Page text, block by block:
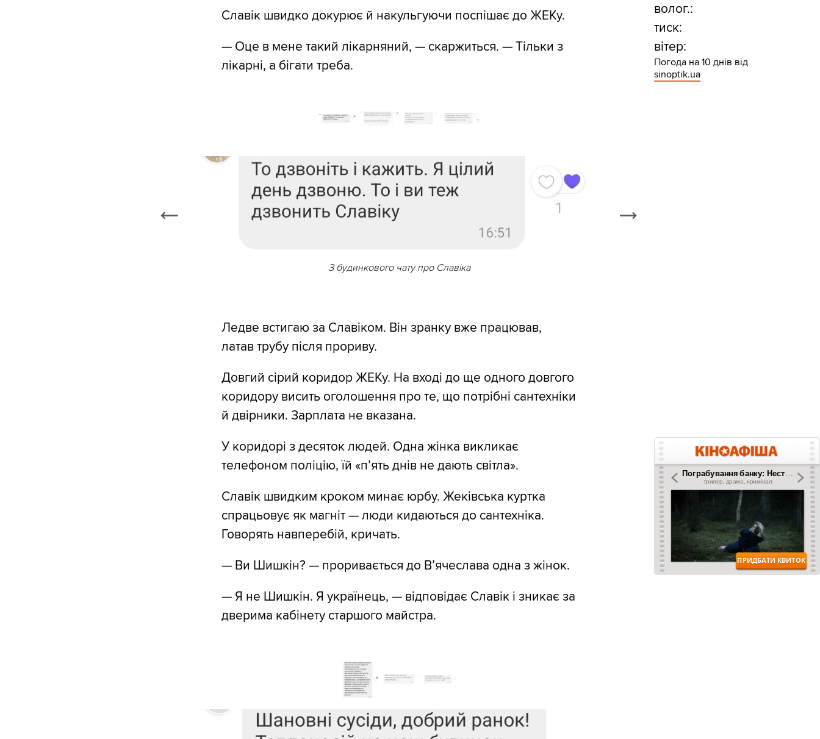
Славік швидко докурює й накульгуючи поспішає до ЖЕКу.
— Оце в мене такий лікарняний, — скаржиться. — Тільки з
лікарні, а бігати треба.
З будинкового чату про Славіка
Ледве встигаю за Славіком. Він зранку вже працював,
латав трубу після прориву.
Довгий сірий коридор ЖЕКу. На вході до ще одного довгого
коридору висить оголошення про те, що потрібні сантехніки
й двірники. Зарплата не вказана.
У коридорі з десяток людей. Одна жінка викликає
телефоном поліцію, їй «п’ять днів не дають світла».
Славік швидким кроком минає юрбу. Жеківська куртка
спрацьовує як магніт — люди кидаються до сантехніка.
Говорять навперебій, кричать.
— Ви Шишкін? — проривається до В’ячеслава одна з жінок.
— Я не Шишкін. Я українець, — відповідає Славік і зникає за
дверима кабінету старшого майстра.
волог.:
тиск:
вітер:
Погода на 10 днів від
sinoptik.ua